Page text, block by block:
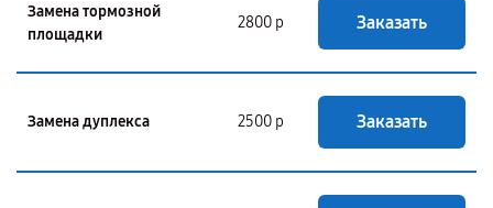
Замена тормозной
площадки
2800 р Заказать
Замена дуплекса 2500 р Заказать